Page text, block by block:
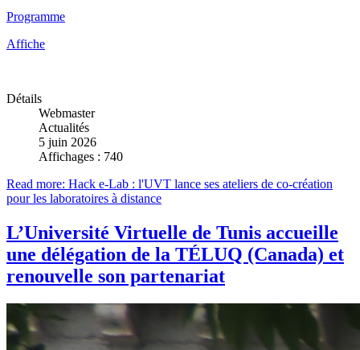
Programme
Affiche
Détails
Webmaster
Actualités
5 juin 2026
Affichages : 740
Read more: Hack e-Lab : l'UVT lance ses ateliers de co-création
pour les laboratoires à distance
L’Université Virtuelle de Tunis accueille
une délégation de la TÉLUQ (Canada) et
renouvelle son partenariat